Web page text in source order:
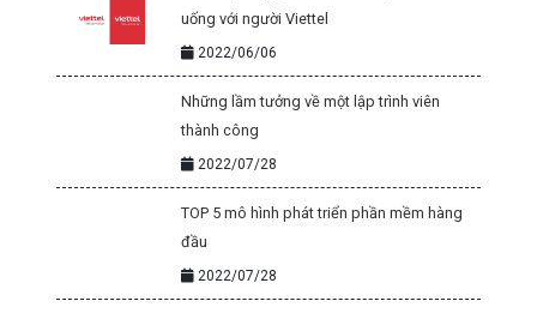
uống với người Viettel
2022/06/06
Những lầm tưởng về một lập trình viên
thành công
2022/07/28
TOP 5 mô hình phát triển phần mềm hàng
đầu
2022/07/28